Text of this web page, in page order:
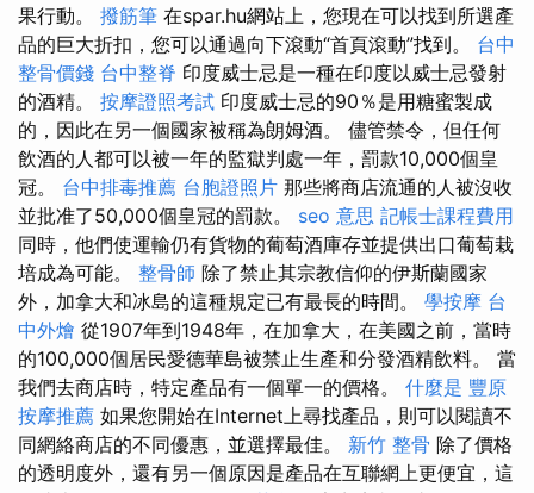
果行動。 撥筋筆 在spar.hu網站上，您現在可以找到所選產
品的巨大折扣，您可以通過向下滾動“首頁滾動”找到。 台中
整骨價錢 台中整脊 印度威士忌是一種在印度以威士忌發射
的酒精。 按摩證照考試 印度威士忌的90％是用糖蜜製成
的，因此在另一個國家被稱為朗姆酒。 儘管禁令，但任何
飲酒的人都可以被一年的監獄判處一年，罰款10,000個皇
冠。 台中排毒推薦 台胞證照片 那些將商店流通的人被沒收
並批准了50,000個皇冠的罰款。 seo 意思 記帳士課程費用
同時，他們使運輸仍有貨物的葡萄酒庫存並提供出口葡萄栽
培成為可能。 整骨師 除了禁止其宗教信仰的伊斯蘭國家
外，加拿大和冰島的這種規定已有最長的時間。 學按摩 台
中外燴 從1907年到1948年，在加拿大，在美國之前，當時
的100,000個居民愛德華島被禁止生產和分發酒精飲料。 當
我們去商店時，特定產品有一個單一的價格。 什麼是 豐原
按摩推薦 如果您開始在Internet上尋找產品，則可以閱讀不
同網絡商店的不同優惠，並選擇最佳。 新竹 整骨 除了價格
的透明度外，還有另一個原因是產品在互聯網上更便宜，這